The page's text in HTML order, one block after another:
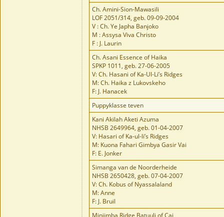
Ch. Amini-Sion-Mawasili
LOF 2051/314, geb. 09-09-2004
V : Ch. Ye Japha Banjoko
M : Assysa Viva Christo
F : J. Laurin
Ch. Asani Essence of Haika
SPKP 1011, geb. 27-06-2005
V: Ch. Hasani of Ka-Ul-Li’s Ridges
M: Ch. Haika z Lukovskeho
F: J. Hanacek
Puppyklasse teven
Kani Akilah Aketi Azuma
NHSB 2649964, geb. 01-04-2007
V: Hasari of Ka-ul-li’s Ridges
M: Kuona Fahari Gimbya Gasir Vai
F: E. Jonker
Simanga van de Noorderheide
NHSB 2650428, geb. 07-04-2007
V: Ch. Kobus of Nyassalaland
M: Anne
F: J. Bruil
Minjimba Ridge Batuuli of Cai